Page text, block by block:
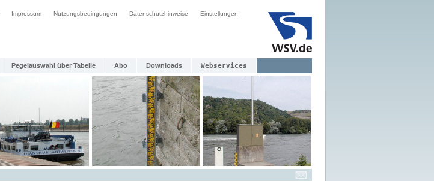
Impressum Nutzungsbedingungen Datenschutzhinweise Einstellungen
Pegelauswahl über Tabelle Abo Downloads Webservices